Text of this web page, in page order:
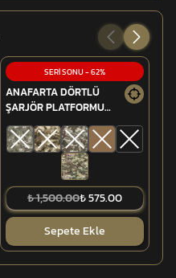
SERİ SONU-62%
ANAFARTA DÖRTLÜ
ŞARJÖR PLATFORMU
(5.56MM)
₺ 1,500.00₺ 575.00
Sepete Ekle